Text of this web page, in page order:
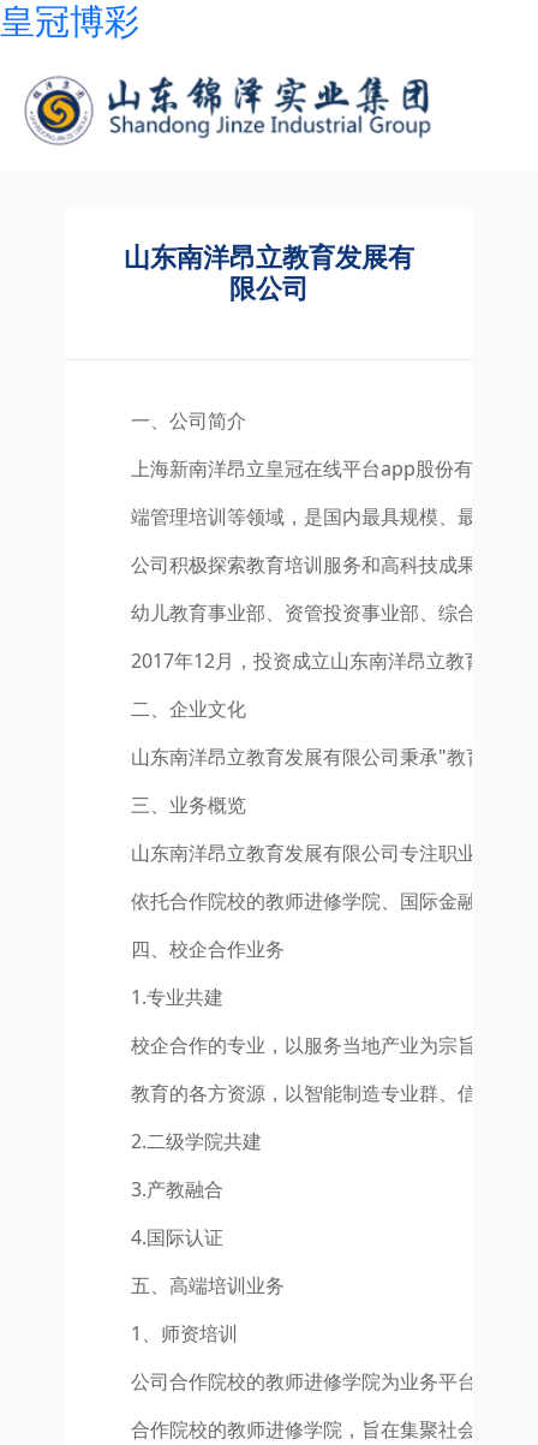
皇冠博彩
山东南洋昂立教育发展有
限公司
一、公司简介
上海新南洋昂立皇冠在线平台app股份有限公
端管理培训等领域，是国内最具规模、最优秀
公司积极探索教育培训服务和高科技成果产业
幼儿教育事业部、资管投资事业部、综合业务
2017年12月，投资成立山东南洋昂立教育发展
二、企业文化
山东南洋昂立教育发展有限公司秉承"教育回
三、业务概览
山东南洋昂立教育发展有限公司专注职业教育
依托合作院校的教师进修学院、国际金融研究
四、校企合作业务
1.专业共建
校企合作的专业，以服务当地产业为宗旨，为
教育的各方资源，以智能制造专业群、信息类
2.二级学院共建
3.产教融合
4.国际认证
五、高端培训业务
1、师资培训
公司合作院校的教师进修学院为业务平台，打
合作院校的教师进修学院，旨在集聚社会各界